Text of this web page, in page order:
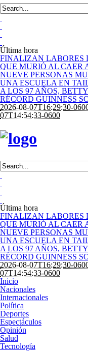
Última hora
FINALIZAN LABORES
QUE MURIÓ AL CAER
NUEVE PERSONAS
UNA ESCUELA EN
A LOS 97 AÑOS,
RÉCORD GUINNESS
2026-08-07T16:29:30-
07T14:54:33-0600
Última hora
FINALIZAN LABORES
QUE MURIÓ AL CAER
NUEVE PERSONAS
UNA ESCUELA EN
A LOS 97 AÑOS,
RÉCORD GUINNESS
2026-08-07T16:29:30-
07T14:54:33-0600
Inicio
Nacionales
Internacionales
Política
Deportes
Espectáculos
Opinión
Salud
Tecnología